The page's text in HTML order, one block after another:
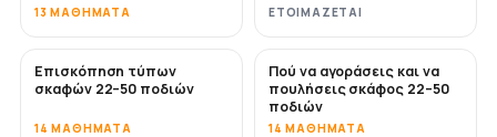
13 ΜΑΘΉΜΑΤΑ ΕΤΟΙΜΆΖΕΤΑΙ
ΣΎΝΤΟΜΑ
Επισκόπηση τύπων
σκαφών 22–50 ποδιών
14 ΜΑΘΉΜΑΤΑ
ΣΎΝΤΟΜΑ
Πού να αγοράσεις και να
πουλήσεις σκάφος 22–50
ποδιών
14 ΜΑΘΉΜΑΤΑ